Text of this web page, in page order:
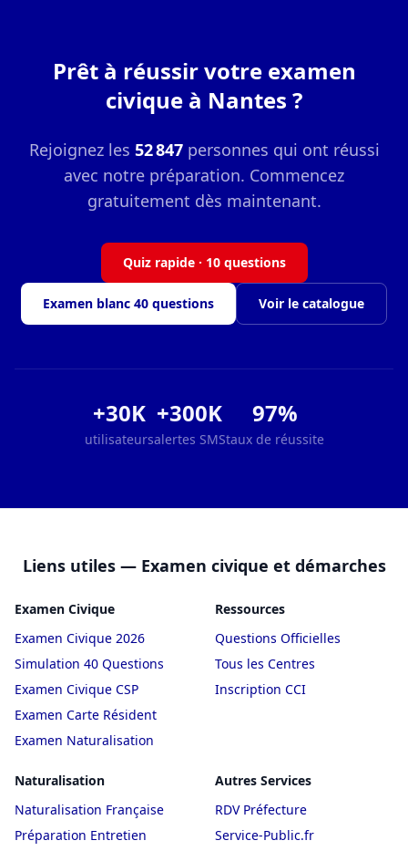
Prêt à réussir votre examen
civique à Nantes ?
Rejoignez les 52 847personnes qui ont réussi
avec notre préparation. Commencez
gratuitement dès maintenant.
Quiz rapide · 10 questions
Examen blanc 40 questions Voir le catalogue
+30K
utilisateurs
+300K
alertes SMS
97%
taux de réussite
Liens utiles — Examen civique et démarches
Examen Civique
Examen Civique 2026
Simulation 40 Questions
Examen Civique CSP
Examen Carte Résident
Examen Naturalisation
Ressources
Questions Officielles
Tous les Centres
Inscription CCI
Naturalisation
Naturalisation Française
Préparation Entretien
Autres Services
RDV Préfecture
Service-Public.fr